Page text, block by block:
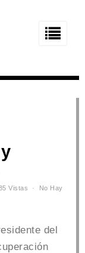
Vistas
No Hay
del